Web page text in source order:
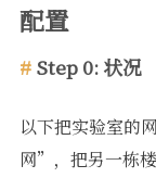
配置
Step 0: 状况
以下把实验室的
网”，把另一栋